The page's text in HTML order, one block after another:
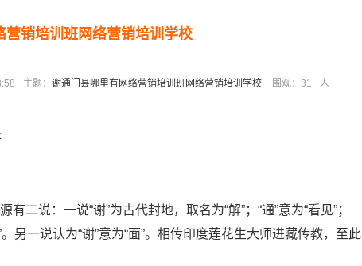
营销培训班网络营销培训学校
主题： 谢通门县哪里有网络营销培训班网络营销培训学校 围观： 31 人
有二说：一说“谢”为古代封地，取名为“解”；“通”意为“看见”；
。另一说认为“谢”意为“面”。相传印度莲花生大师进藏传教，至此